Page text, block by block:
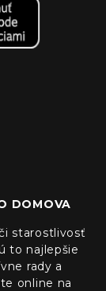
DOMOVA
starostlivosť
to najlepšie
rady a
online na